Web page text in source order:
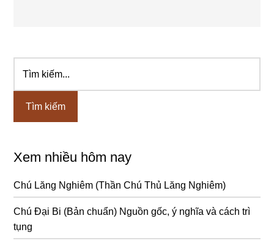
Sidebar
chính
kiếm...
Xem nhiều hôm nay
Chú Lăng Nghiêm (Thần Chú Thủ Lăng Nghiêm)
Chú Đại Bi (Bản chuẩn) Nguồn gốc, ý nghĩa và cách trì
tụng